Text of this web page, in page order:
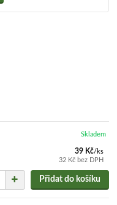
39 Kč/ks
32 Kč bez DPH
Skladem
Přidat do košíku